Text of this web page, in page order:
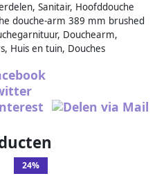
Sanitair, Hoofddouche
douche-arm 389 mm brushed
Douchearm,
Huis en tuin, Douches
24%